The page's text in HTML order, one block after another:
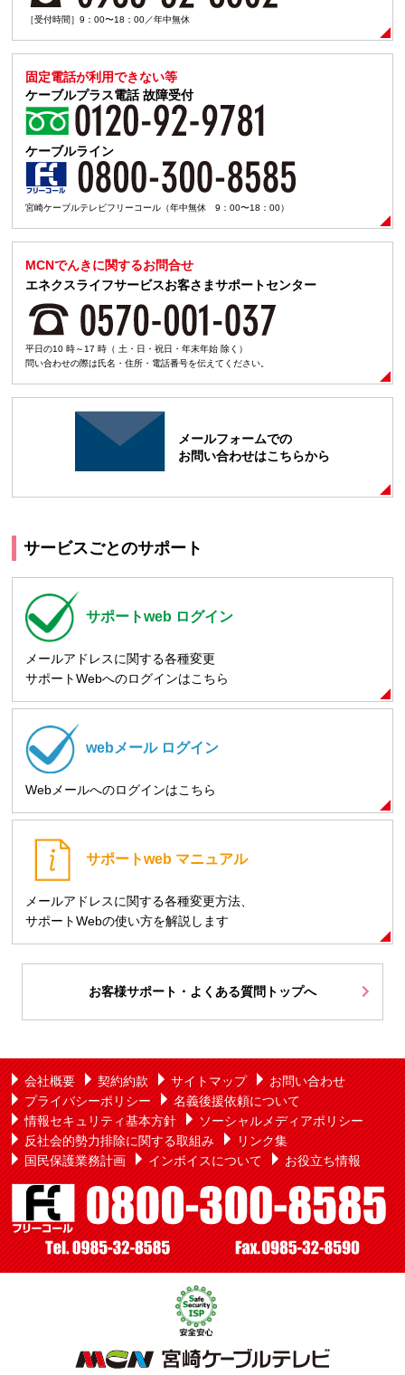
［受付時間］9：00〜18：00／年中無休
固定電話が利用できない等
ケーブルプラス電話故障受付
ケーブルライン
宮崎ケーブルテレビフリーコール（年中無休 9：00〜18：00）
MCNでんきに関するお問合せ
エネクスライフサービスお客さまサポートセンター
平日の10 時～17 時（ 土・日・祝日・年末年始 除く）
問い合わせの際は氏名・住所・電話番号を伝えてください。
メールフォームでの
お問い合わせはこちらから
サービスごとのサポート
サポートweb ログイン
メールアドレスに関する各種変更
サポートWebへのログインはこちら
webメールログイン
Webメールへのログインはこちら
サポートweb マニュアル
メールアドレスに関する各種変更方法、
サポートWebの使い方を解説します
お客様サポート・よくある質問トップへ
会社概要 契約約款 サイトマップ
お問い合わせ
プライバシーポリシー
名義後援依頼について
情報セキュリティ基本方針
ソーシャルメディアポリシー
反社会的勢力排除に関する取組み
リンク集
国民保護業務計画
インボイスについて お役立ち情報